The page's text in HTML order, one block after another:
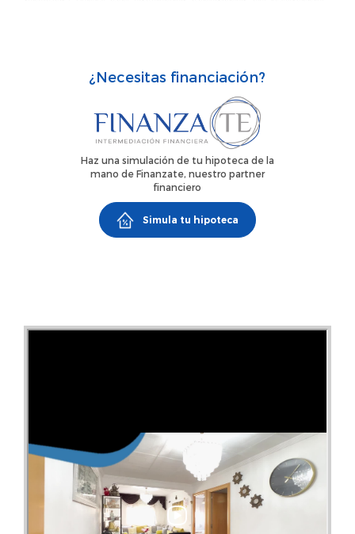
una comunicación rápida con Barcelona y
alrededores.Además, dispone de supermercados muy
cercanos, comercios de proximidad y el CAP (centro de
atención primaria) a la vuelta de la esquina, aportando
comodidad y tranquilidad en el día a día.¡No dudes en
contactar para más información o concertar una
visita!Sobre La Casa Agency: somos una agencia
inmobiliaria con presencia en todo el territorio nacional,
de una amplia cartera de inmuebles de todo tipo. Además,
asesoramiento jurídico y fiscal para garantizar una
transacción segura y sin complicaciones. Reformas y
diseño de interiores. El precio del inmueble no incluye
impuestos, gastos notariales y registrales, honorarios de
agencia y gestión hipotecaria si procede.
¿Necesitas financiación?
Haz una simulación de tu hipoteca de la
mano de Finanzate, nuestro partner
financiero
Simula tu hipoteca